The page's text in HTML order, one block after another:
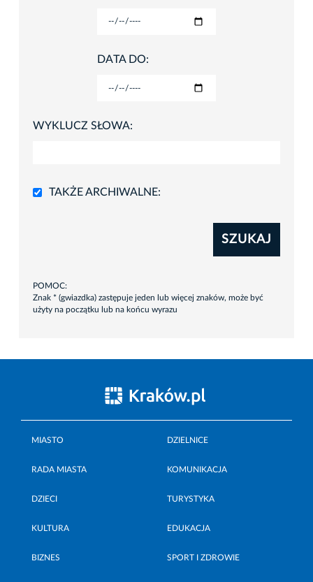
DATA DO:
WYKLUCZ SŁOWA:
TAKŻE ARCHIWALNE:
SZUKAJ
POMOC:
Znak * (gwiazdka) zastępuje jeden lub więcej znaków, może być
użyty na początku lub na końcu wyrazu
MIASTO DZIELNICE
RADA MIASTA KOMUNIKACJA
DZIECI TURYSTYKA
KULTURA EDUKACJA
BIZNES SPORT I ZDROWIE